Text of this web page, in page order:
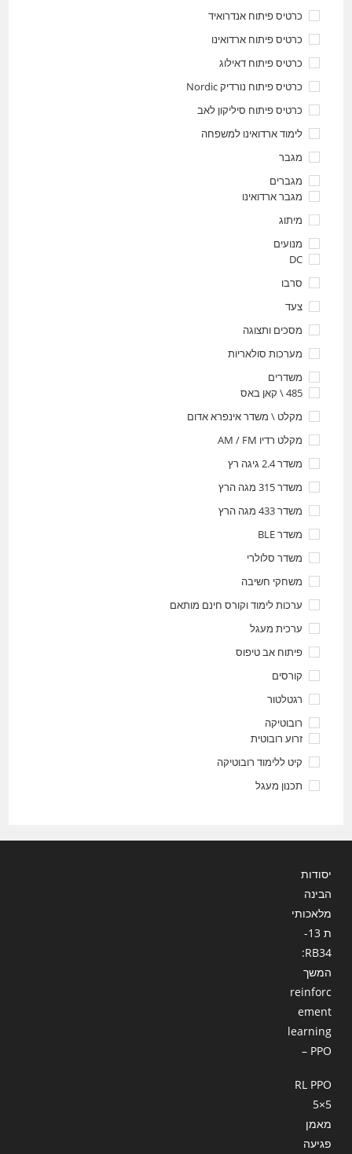
כרטיס פיתוח אנדרואיד
כרטיס פיתוח ארדואינו
כרטיס פיתוח דאילוג
כרטיס פיתוח נורדיק Nordic
כרטיס פיתוח סיליקון לאב
לימוד ארדואינו למשפחה
מגבר
מגברים
מגבר ארדואינו
מיתוג
מנועים
DC
סרבו
צעד
מסכים ותצוגה
מערכות סולאריות
משדרים
485 \ קאן באס
מקלט \ משדר אינפרא אדום
מקלט רדיו AM / FM
משדר 2.4 גיגה רץ
משדר 315 מגה הרץ
משדר 433 מגה הרץ
משדר BLE
משדר סלולרי
משחקי חשיבה
ערכות לימוד וקורס חינם מותאם
ערכית מעגל
פיתוח אב טיפוס
קורסים
רגטלטור
רובוטיקה
זרוע רובוטית
קיט ללימוד רובוטיקה
תכנון מעגל
יסודות
הבינה
מלאכותי
ת 13-
RB34:
המשך
reinforc
ement
learning
– PPO
RL PPO
5×5
מאמן
פגיעה